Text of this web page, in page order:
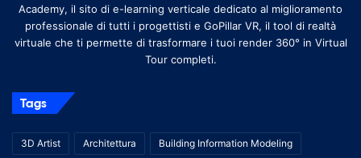
Academy, il sito di e-learning verticale dedicato al miglioramento
professionale di tutti i progettisti e GoPillar VR, il tool di realtà
virtuale che ti permette di trasformare i tuoi render 360° in Virtual
Tour completi.
Tags
3D Artist Architettura Building Information Modeling